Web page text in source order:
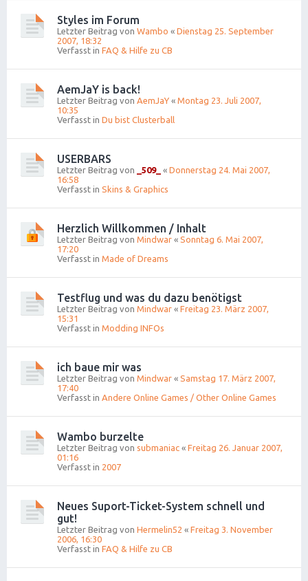
Styles im Forum
Letzter Beitrag von Wambo « Dienstag 25. September
2007, 18:32
Verfasst in FAQ & Hilfe zu CB
AemJaY is back!
Letzter Beitrag von AemJaY « Montag 23. Juli 2007,
10:35
Verfasst in Du bist Clusterball
USERBARS
Letzter Beitrag von _509_ « Donnerstag 24. Mai 2007,
16:58
Verfasst in Skins & Graphics
Herzlich Willkommen / Inhalt
Letzter Beitrag von Mindwar « Sonntag 6. Mai 2007,
17:20
Verfasst in Made of Dreams
Testflug und was du dazu benötigst
Letzter Beitrag von Mindwar « Freitag 23. März 2007,
15:31
Verfasst in Modding INFOs
ich baue mir was
Letzter Beitrag von Mindwar « Samstag 17. März 2007,
17:40
Verfasst in Andere Online Games / Other Online Games
Wambo burzelte
Letzter Beitrag von submaniac « Freitag 26. Januar 2007,
01:16
Verfasst in 2007
Neues Suport-Ticket-System schnell und
gut!
Letzter Beitrag von Hermelin52 « Freitag 3. November
2006, 16:30
Verfasst in FAQ & Hilfe zu CB